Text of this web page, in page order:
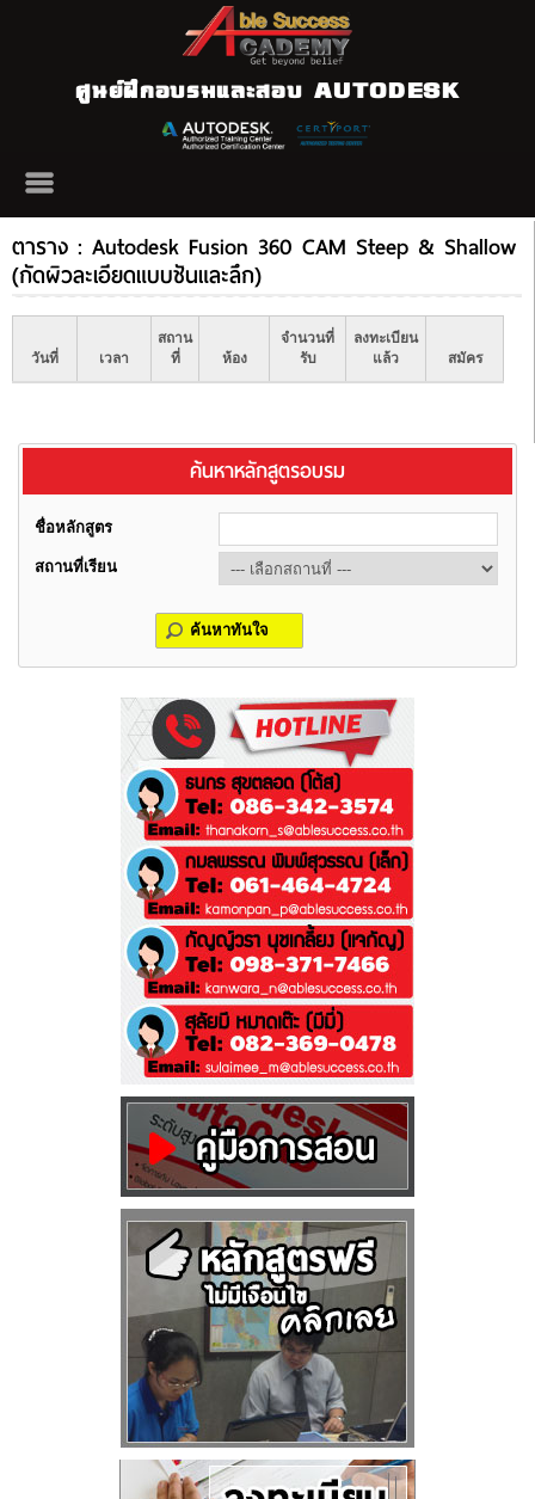
ศูนย์ฝึกอบรมและสอบ AUTODESK
ตาราง : Autodesk Fusion 360 CAM Steep & Shallow
(กัดผิวละเอียดแบบชันและลึก)
วันที่ เวลา
สถาน
ที่
ห้อง
จำนวนที่
รับ
ลงทะเบียน
แล้ว
สมัคร
ค้นหาหลักสูตรอบรม
ชื่อหลักสูตร
สถานที่เรียน
ค้นหาทันใจ